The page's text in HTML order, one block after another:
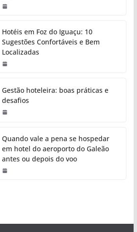
Hotéis em Foz do Iguaçu: 10
Sugestões Confortáveis e Bem
Localizadas
Gestão hoteleira: boas práticas e
desafios
Quando vale a pena se hospedar
em hotel do aeroporto do Galeão
antes ou depois do voo